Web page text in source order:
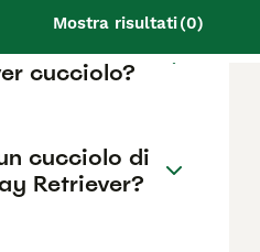
Mostra risultati(0)
un
cucciolo?
cucciolo di
Retriever?